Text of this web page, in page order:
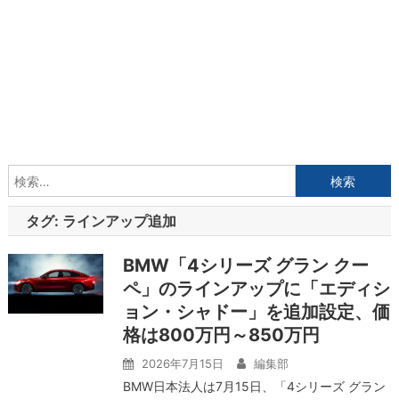
索:
タグ: ラインアップ追加
BMW「4シリーズ グラン クー
ペ」のラインアップに「エディシ
ョン・シャドー」を追加設定、価
格は800万円～850万円
2026年7月15日 編集部
BMW日本法人は7月15日、「4シリーズ グラン